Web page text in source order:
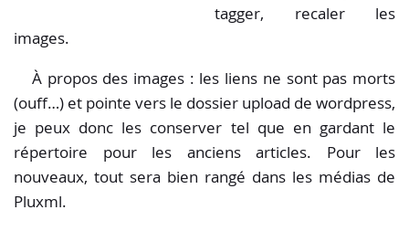
tagger, recaler les
images.
À propos des images : les liens ne sont pas morts
(ouff…) et pointe vers le dossier upload de wordpress,
je peux donc les conserver tel que en gardant le
répertoire pour les anciens articles. Pour les
nouveaux, tout sera bien rangé dans les médias de
Pluxml.